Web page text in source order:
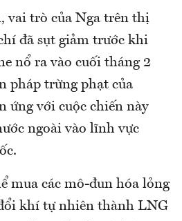
vai trò của Nga trên thị
đã sụt giảm trước khi
nổ ra vào cuối tháng 2
pháp trừng phạt của
ứng với cuộc chiến này
ngoài vào lĩnh vực
mua các mô-đun hóa lỏng
khí tự nhiên thành LNG